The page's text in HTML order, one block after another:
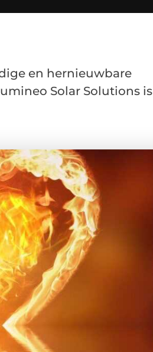
en hernieuwbare
Solar Solutions is